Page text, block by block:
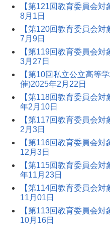
【第121回教育委員会
8月1日
【第120回教育委員会
7月9日
【第119回教育委員会
3月27日
【第10回私立公立高等
催)2025年2月22日
【第118回教育委員会
年2月10日
【第117回教育委員会
2月3日
【第116回教育委員会
12月3日
【第115回教育委員会
年11月23日
【第114回教育委員会
11月01日
【第113回教育委員会
10月16日